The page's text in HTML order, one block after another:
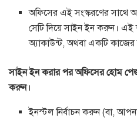
অফিসের এই সংস্করণের সাথে
সেটি দিয়ে সাইন ইন করুন।
অ্যাকাউন্ট, অথবা একটি কাজের
সাইন ইন করার পর অফিসের হোম
করুন।
ইনস্টল নির্বাচন করুন (বা,